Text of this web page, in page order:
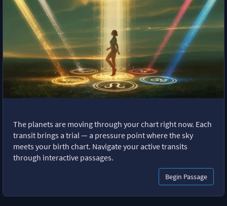
The planets are moving through your chart right now. Each
transit brings a trial — a pressure point where the sky
meets your birth chart. Navigate your active transits
through interactive passages.
Begin Passage